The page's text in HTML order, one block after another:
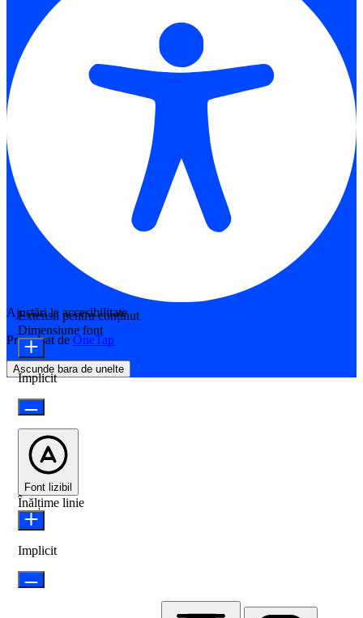
Ajustări la accesibilitate
Propulsat de OneTap
Ascunde bara de unelte
Extensii pentru conținut
Dimensiune font
Implicit
Font lizibil
Înălțime linie
Implicit